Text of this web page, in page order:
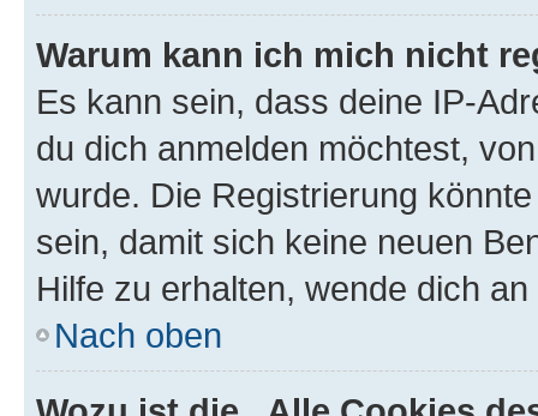
Warum kann ich mich nicht
Es kann sein, dass deine IP-
du dich anmelden möchtest,
wurde. Die Registrierung
sein, damit sich keine neuen
Hilfe zu erhalten, wende dich
Nach oben